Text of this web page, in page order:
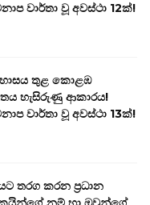
වාර්තා වූ අවස්ථා 12ක්!
තුළ කොළඹ
හැසිරුණු ආකාරය!
වාර්තා වූ අවස්ථා 13ක්!
තරග කරන ප්‍රධාන